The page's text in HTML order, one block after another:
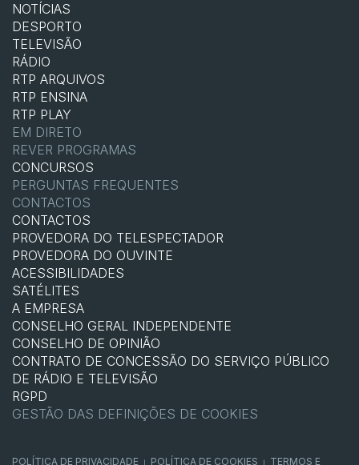
NOTÍCIAS
DESPORTO
TELEVISÃO
RÁDIO
RTP ARQUIVOS
RTP ENSINA
RTP PLAY
EM DIRETO
REVER PROGRAMAS
CONCURSOS
PERGUNTAS FREQUENTES
CONTACTOS
CONTACTOS
PROVEDORA DO TELESPECTADOR
PROVEDORA DO OUVINTE
ACESSIBILIDADES
SATÉLITES
A EMPRESA
CONSELHO GERAL INDEPENDENTE
CONSELHO DE OPINIÃO
CONTRATO DE CONCESSÃO DO SERVIÇO PÚBLICO
DE RÁDIO E TELEVISÃO
RGPD
GESTÃO DAS DEFINIÇÕES DE COOKIES
POLÍTICA DE PRIVACIDADE POLÍTICA DE COOKIES TERMOS E